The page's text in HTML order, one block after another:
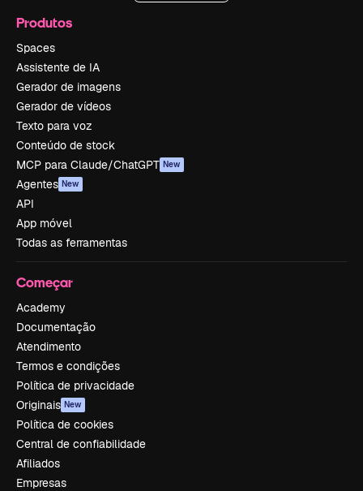
Produtos
Spaces
Assistente de IA
Gerador de imagens
Gerador de vídeos
Texto para voz
Conteúdo de stock
MCP para Claude/ChatGPT New
Agentes New
API
App móvel
Todas as ferramentas
Começar
Academy
Documentação
Atendimento
Termos e condições
Política de privacidade
Originais New
Política de cookies
Central de confiabilidade
Afiliados
Empresas